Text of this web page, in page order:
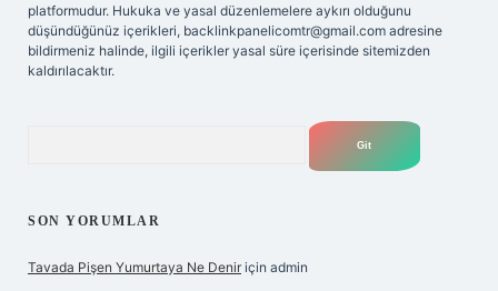
platformudur. Hukuka ve yasal düzenlemelere aykırı olduğunu
düşündüğünüz içerikleri, backlinkpanelicomtr@gmail.com adresine
bildirmeniz halinde, ilgili içerikler yasal süre içerisinde sitemizden
kaldırılacaktır.
SON YORUMLAR
Tavada Pişen Yumurtaya Ne Denir için admin